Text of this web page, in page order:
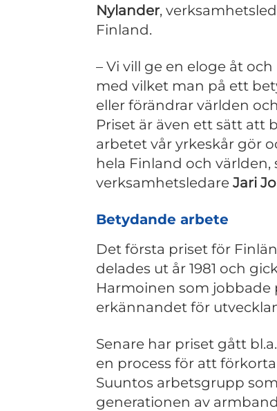
Nylander,
Finland.
– Vi vill ge en eloge åt
med vilket man på ett
eller förändrar världen
Priset är även ett sätt att
arbetet vår yrkeskår gör
hela Finland och världen,
verksamhetsledare Jari
Betydande arbete
Det första priset för
delades ut år 1981 och
Harmoinen som jobbade
erkännandet för
Senare har priset gått
en process för att
Suuntos arbetsgrupp
generationen av